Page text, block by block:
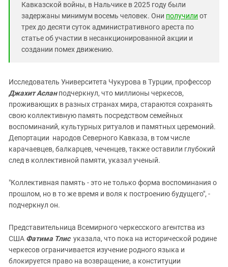
Кавказской войны, в Нальчике в 2025 году были
задержаны минимум восемь человек. Они получили от
трех до десяти суток административного ареста по
статье об участии в несанкционированной акции и
создании помех движению.
Исследователь Университета Чукурова в Турции, профессор
Джахит Асланподчеркнул, что миллионы черкесов,
проживающих в разных странах мира, стараются сохранять
свою коллективную память посредством семейных
воспоминаний, культурных ритуалов и памятных церемоний.
Депортации народов Северного Кавказа, в том числе
карачаевцев, балкарцев, чеченцев, также оставили глубокий
след в коллективной памяти, указал ученый.
"Коллективная память - это не только форма воспоминания о
прошлом, но в то же время и воля к построению будущего", -
подчеркнул он.
Представительница Всемирного черкесского агентства из
США Фатима Тлисуказала, что пока на исторической родине
черкесов ограничивается изучение родного языка и
блокируется право на возвращение, а конституции